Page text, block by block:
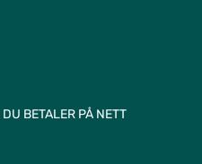
BETALER PÅ NETT